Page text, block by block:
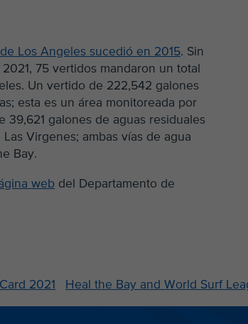
Los Angeles sucedió en 2015. Sin
75 vertidos mandaron un total
Un vertido de 222,542 galones
esta es un área monitoreada por
39,621 galones de aguas residuales
Virgenes; ambas vías de agua
Bay.
web del Departamento de
2021 Heal the Bay and World Surf